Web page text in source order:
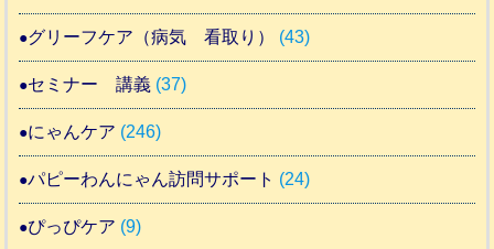
グリーフケア（病気 看取り） (43)
セミナー 講義 (37)
にゃんケア (246)
パピーわんにゃん訪問サポート (24)
ぴっぴケア (9)